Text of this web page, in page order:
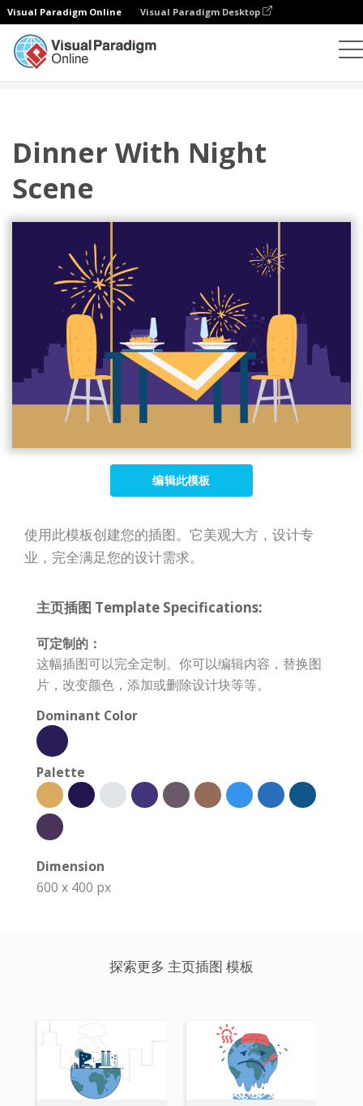
Visual Paradigm Online Visual Paradigm Desktop
Dinner With Night
Scene
编辑此模板
使用此模板创建您的插图。它美观大方，设计专
业，完全满足您的设计需求。
主页插图 Template Specifications:
可定制的：
这幅插图可以完全定制。你可以编辑内容，替换图
片，改变颜色，添加或删除设计块等等。
Dominant Color
Palette
Dimension
600 x 400 px
探索更多 主页插图 模板